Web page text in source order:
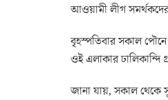
আওয়ামী লীগ
বৃহস্পতিবার সকাল পৌনে
ওই এলাকার ঢালিকান্দি
জানা যায়, সকাল থেকে